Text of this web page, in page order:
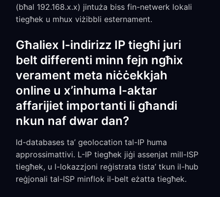
(bħal 192.168.x.x) jintuża biss fin-netwerk lokali
tiegħek u mhux viżibbli esternament.
Għaliex l-indirizz IP tiegħi juri
belt differenti minn fejn ngħix
verament meta niċċekkjah
online u x’inhuma l-aktar
affarijiet importanti li għandi
nkun naf dwar dan?
Id-databases ta’ geolocation tal-IP huma
approssimattivi. L-IP tiegħek jiġi assenjat mill-ISP
tiegħek, u l-lokazzjoni reġistrata tista’ tkun il-hub
reġjonali tal-ISP minflok il-belt eżatta tiegħek.